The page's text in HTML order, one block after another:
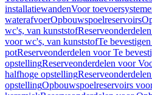
installatiewandenVoor
waterafvoerOpbouwspoelreservoirs
wc's, van kunststof
voor wc's, van kunststofTe
potReserveonderdelen voor Te
opstellingReserveonderdelen voor
halfhoge opstelling
opstellingOpbouwspoelreservoirs